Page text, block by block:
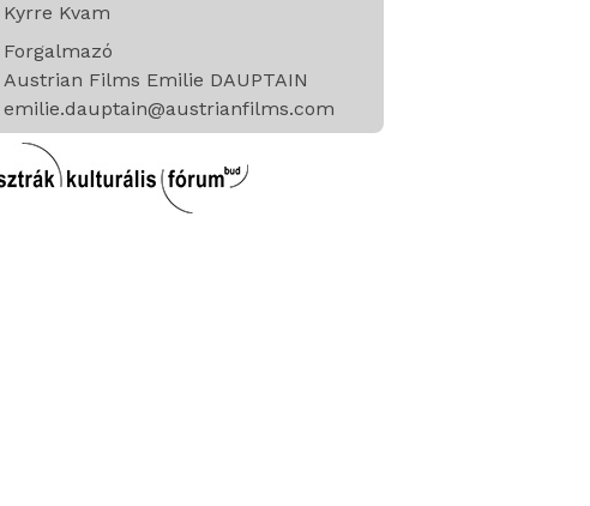
Kyrre Kvam
Forgalmazó
Austrian Films Emilie DAUPTAIN
emilie.dauptain@austrianfilms.com